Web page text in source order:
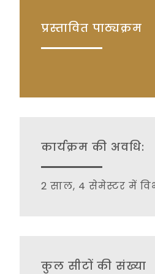
प्रस्तावित पाठ्यक्रम
कार्यक्रम की अवधि:
2 साल, 4 सेमेस्टर में
कुल सीटों की संख्या